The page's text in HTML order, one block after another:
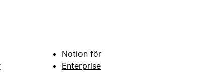
Notion för
Enterprise